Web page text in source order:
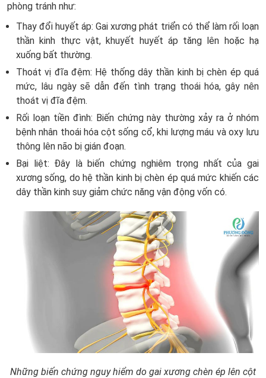
phòng tránh như:
Thay đổi huyết áp: Gai xương phát triển có thể làm rối loạn
thần kinh thực vật, khuyết huyết áp tăng lên hoặc hạ
xuống bất thường.
Thoát vị đĩa đệm: Hệ thống dây thần kinh bị chèn ép quá
mức, lâu ngày sẽ dẫn đến tình trạng thoái hóa, gây nên
thoát vị đĩa đệm.
Rối loạn tiền đình: Biến chứng này thường xảy ra ở nhóm
bệnh nhân thoái hóa cột sống cổ, khi lượng máu và oxy lưu
thông lên não bị gián đoạn.
Bại liệt: Đây là biến chứng nghiêm trọng nhất của gai
xương sống, do hệ thần kinh bị chèn ép quá mức khiến các
dây thần kinh suy giảm chức năng vận động vốn có.
Những biến chứng nguy hiểm do gai xương chèn ép lên cột